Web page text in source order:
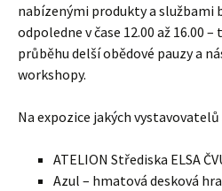
nabízenými produkty a službami
odpoledne v čase 12.00 až 16.00
průběhu delší obědové pauzy a
workshopy.
Na expozice jakých
ATELION Střediska ELSA
Azul – hmatová desková hra